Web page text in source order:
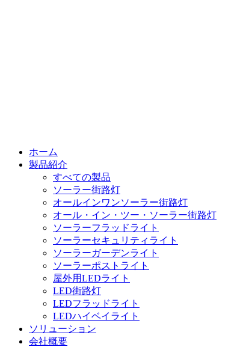
ホーム
製品紹介
すべての製品
ソーラー街路灯
オールインワンソーラー街路灯
オール・イン・ツー・ソーラー街路灯
ソーラーフラッドライト
ソーラーセキュリティライト
ソーラーガーデンライト
ソーラーポストライト
屋外用LEDライト
LED街路灯
LEDフラッドライト
LEDハイベイライト
ソリューション
会社概要